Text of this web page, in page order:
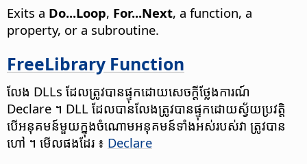
Exits a Do...Loop, For...Next, a function, a
property, or a subroutine.
FreeLibrary Function
លែង DLLs ដែល​ត្រូវ​បាន​ផ្ទុក​ដោយ​សេចក្តី​ថ្លែង​ការណ៍
Declare ។ DLL ដែល​បាន​លែង​ត្រូវ​បាន​ផ្ទុក​ដោយ​ស្វ័យ​ប្រវត្តិ
បើ​អនុគមន៍​មួយ​ក្នុង​ចំណោម​អនុគមន៍​ទាំងអស់​របស់​វា ត្រូវ​បាន​
ហៅ ។ មើល​ផង​ដែរ ៖ Declare